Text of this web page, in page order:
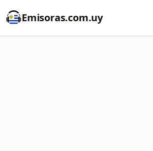
Emisoras.com.uy